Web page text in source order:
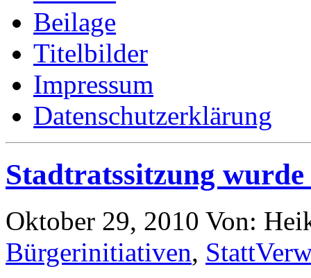
Beilage
Titelbilder
Impressum
Datenschutzerklärung
Stadtratssitzung wurde
Oktober 29, 2010 Von:
Bürgerinitiativen,